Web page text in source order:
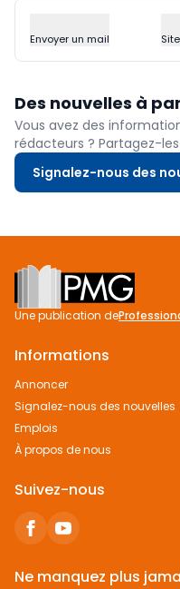
Envoyer un mail
Des nouvelles à
Vous avez des
rédacteurs ? Partagez-
Signalez-nous des
Footer
Une publication de
Informations
Annoncer
Signalez-nous des nouvelles
Emplois
À propos de nous
Suivez-nous
Ne manquez plus